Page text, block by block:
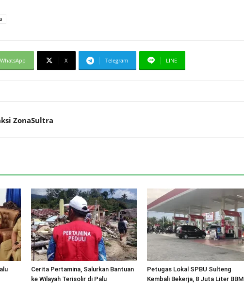
WhatsApp X Telegram LINE
ZonaSultra
Cerita Pertamina, Salurkan Bantuan
ke Wilayah Terisolir di Palu
Petugas Lokal SPBU Sulteng
Kembali Bekerja, 8 Juta Liter BBM